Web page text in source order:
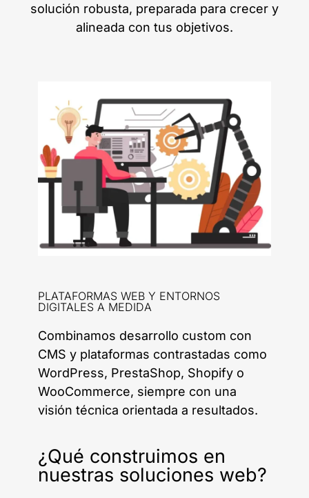
solución robusta, preparada para crecer y
alineada con tus objetivos.
PLATAFORMAS WEB Y ENTORNOS
DIGITALES A MEDIDA
Combinamos desarrollo custom con
CMS y plataformas contrastadas como
WordPress, PrestaShop, Shopify o
WooCommerce, siempre con una
visión técnica orientada a resultados.
¿Qué construimos en
nuestras soluciones web?